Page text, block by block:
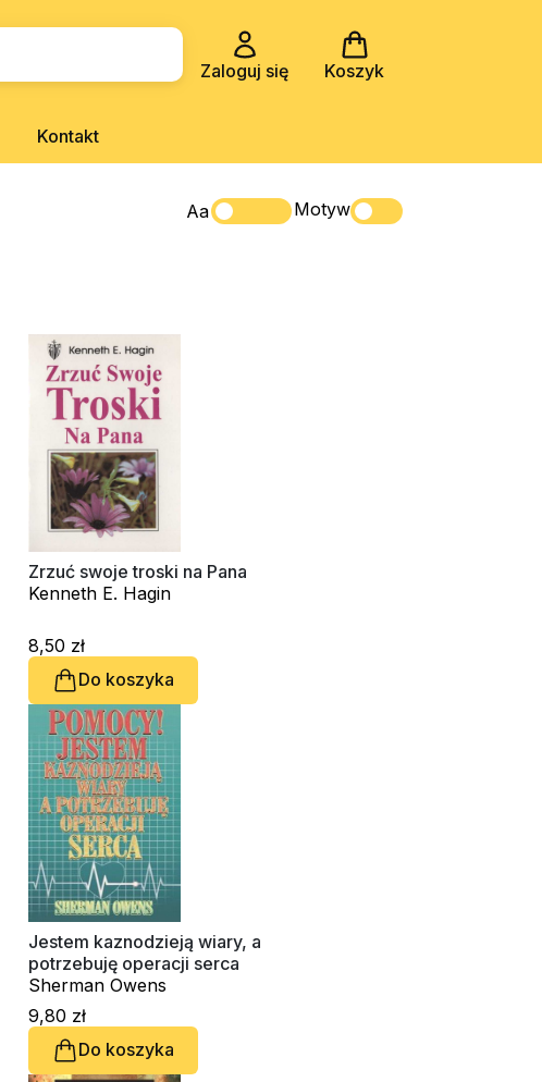
Zaloguj się Koszyk
Kontakt
Aa Motyw
Zrzuć swoje troski na Pana
Kenneth E. Hagin
8,50 zł
Do koszyka
Jestem kaznodzieją wiary, a
potrzebuję operacji serca
Sherman Owens
9,80 zł
Do koszyka